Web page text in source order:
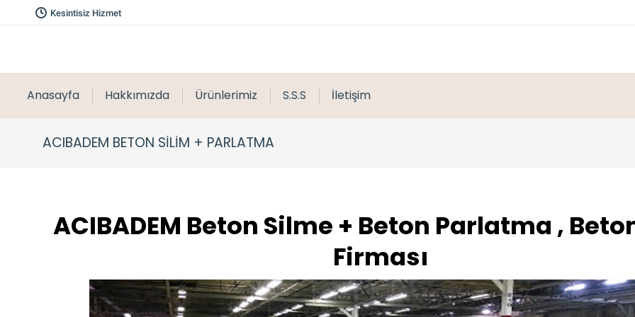
Kesintisiz Hizmet
Anasayfa Hakkımızda Ürünlerimiz S.S.S İletişim
ACIBADEM BETON SİLİM + PARLATMA
ACIBADEM Beton Silme + Beton Parlatma ,
Firması